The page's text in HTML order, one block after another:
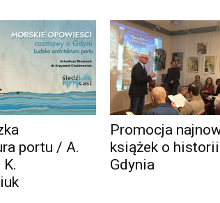
portu / A.
Promocja
książek o
Gdynia